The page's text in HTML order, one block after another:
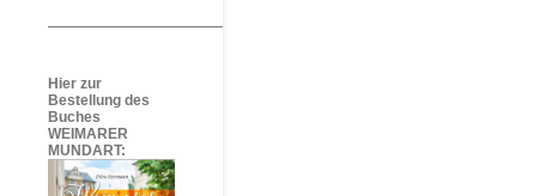
Hier zur
Bestellung des
Buches
WEIMARER
MUNDART: